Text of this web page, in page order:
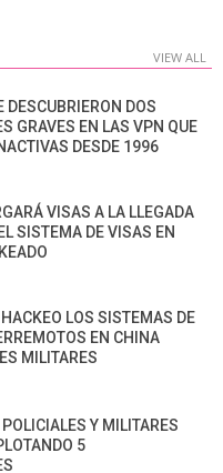
VIEW ALL
DESCUBRIERON DOS
GRAVES EN LAS VPN QUE
DESDE 1996
VISAS A LA LLEGADA
SISTEMA DE VISAS EN
LOS SISTEMAS DE
EN CHINA
MILITARES
Y MILITARES
5